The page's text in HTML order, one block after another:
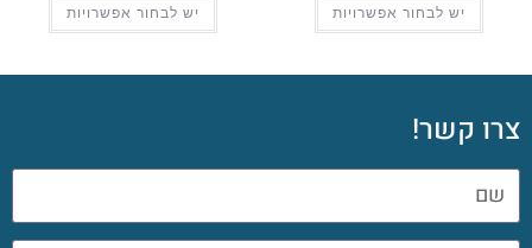
יש לבחור אפשרויות יש לבחור אפשרויות
צרו קשר!